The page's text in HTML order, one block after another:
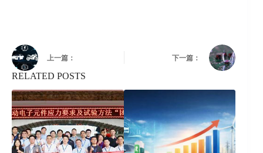
上一篇： 下一篇：
RELATED POSTS